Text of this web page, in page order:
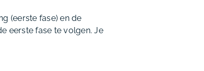
(eerste fase) en de
eerste fase te volgen. Je